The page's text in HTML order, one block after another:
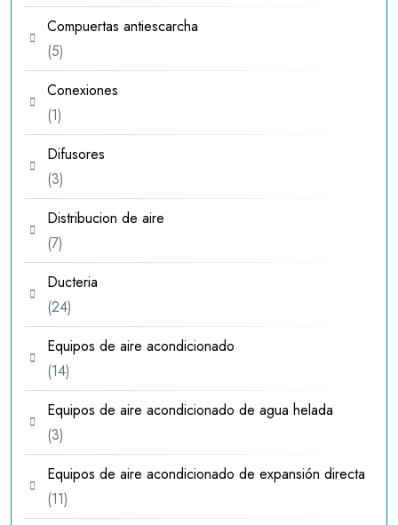
productos
Compuertas antiescarcha
55
productos
Conexiones
11
producto
Difusores
33
productos
Distribucion de aire
77
productos
Ducteria
2424
productos
Equipos de aire acondicionado
1414
productos
Equipos de aire acondicionado de agua helada
33
productos
Equipos de aire acondicionado de expansión directa
1111